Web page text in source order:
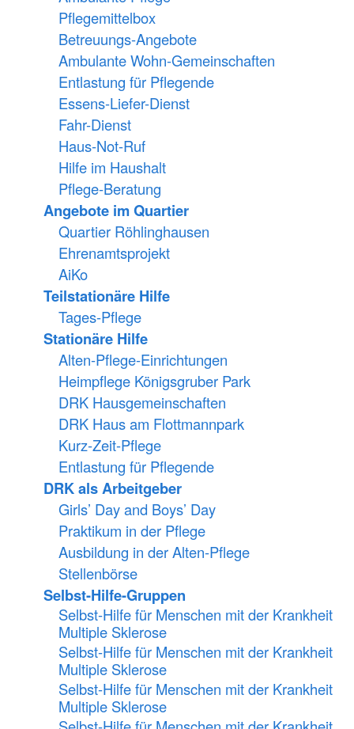
Pflegemittelbox
Betreuungs-Angebote
Ambulante Wohn-Gemeinschaften
Entlastung für Pflegende
Essens-Liefer-Dienst
Fahr-Dienst
Haus-Not-Ruf
Hilfe im Haushalt
Pflege-Beratung
Angebote im Quartier
Quartier Röhlinghausen
Ehrenamtsprojekt
AiKo
Teilstationäre Hilfe
Tages-Pflege
Stationäre Hilfe
Alten-Pflege-Einrichtungen
Heimpflege Königsgruber Park
DRK Hausgemeinschaften
DRK Haus am Flottmannpark
Kurz-Zeit-Pflege
Entlastung für Pflegende
DRK als Arbeitgeber
Girls’ Day and Boys’ Day
Praktikum in der Pflege
Ausbildung in der Alten-Pflege
Stellenbörse
Selbst-Hilfe-Gruppen
Selbst-Hilfe für Menschen mit der Krankheit
Multiple Sklerose
Selbst-Hilfe für Menschen mit der Krankheit
Multiple Sklerose
Selbst-Hilfe für Menschen mit der Krankheit
Multiple Sklerose